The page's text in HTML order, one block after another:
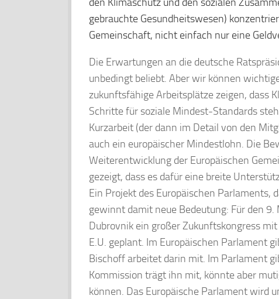
gebrauchte Gesundheitswesen)
Gemeinschaft, nicht einfach nur eine
Die Erwartungen an die deutsche
unbedingt beliebt. Aber wir können
zukunftsfähige Arbeitsplätze zeigen, dass
Schritte für soziale Mindest-Standards
Kurzarbeit (der dann im Detail von den
auch ein europäischer Mindestlohn. Die
Weiterentwicklung der Europäischen
gezeigt, dass es dafür eine breite
Ein Projekt des Europäischen Parlaments,
gewinnt damit neue Bedeutung: Für den
Dubrovnik ein großer Zukunftskongress
E.U. geplant. Im Europäischen Parlament
Bischoff arbeitet darin mit. Im Parlament
Kommission trägt ihn mit, könnte aber
können. Das Europäische Parlament wird